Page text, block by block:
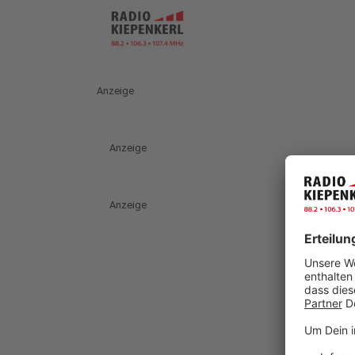
Anzeige
Anzeige
Anzeige